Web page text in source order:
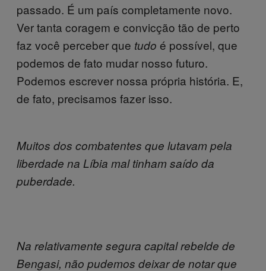
passado. É um país completamente novo.
Ver tanta coragem e convicção tão de perto
faz você perceber que tudo é possível, que
podemos de fato mudar nosso futuro.
Podemos escrever nossa própria história. E,
de fato, precisamos fazer isso.
Muitos dos combatentes que lutavam pela
liberdade na Líbia mal tinham saído da
puberdade.
Na relativamente segura capital rebelde de
Bengasi, não pudemos deixar de notar que